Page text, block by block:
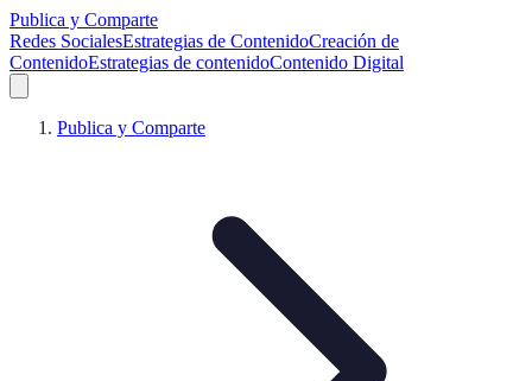
Publica y Comparte
Redes SocialesEstrategias de ContenidoCreación de
ContenidoEstrategias de contenidoContenido Digital
Publica y Comparte